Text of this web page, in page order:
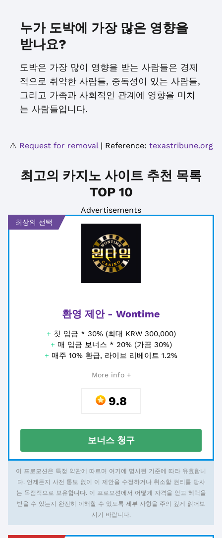
누가 도박에 가장 많은 영향을
받나요?
도박은 가장 많이 영향을 받는 사람들은 경제
적으로 취약한 사람들, 중독성이 있는 사람들,
그리고 가족과 사회적인 관계에 영향을 미치
는 사람들입니다.
⚠️ Request for removal| Reference: texastribune.org
최고의 카지노 사이트 추천 목록
TOP 10
Advertisements
최상의 선택
환영 제안 - Wontime
+ 첫 입금 * 30% (최대 KRW 300,000)
+ 매 입금 보너스 * 20% (가끔 30%)
+ 매주 10% 환급, 라이브 리베이트 1.2%
More info +
9.8
보너스 청구
이 프로모션은 특정 약관에 따르며 여기에 명시된 기준에 따라 유효합니
다. 언제든지 사전 통보 없이 이 제안을 수정하거나 취소할 권리를 당사
는 독점적으로 보유합니다. 이 프로모션에서 어떻게 자격을 얻고 혜택을
받을 수 있는지 완전히 이해할 수 있도록 세부 사항을 주의 깊게 읽어보
시기 바랍니다.